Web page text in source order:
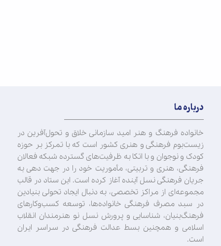
درباره ما
خانواده فرهنگ و هنر امید سازمانی خلاق و تحول‌آفرین در
زیست‌بوم فرهنگی و هنری کشور است که با تمرکز بر حوزه
کودک و نوجوان و با اتکا به ظرفیت‌های گسترده شبکه فعالان
فرهنگی، هنری و تربیتی، مأموریت خود را در جهت‌ دهی به
جریان فرهنگی نسل آینده آغاز کرده است. این ستاد در قالب
مجموعه‌ای از مراکز تخصصی، به دنبال ایجاد تحولی بنیادین
در سبد مصرف فرهنگی خانواده‌ها، توسعه کسب‌وکارهای
فرهنگ‌بنیان، شناسایی و پرورش نسل نو هنرمندان انقلاب
اسلامی و همچنین بسط عدالت فرهنگی در سراسر ایران
است.